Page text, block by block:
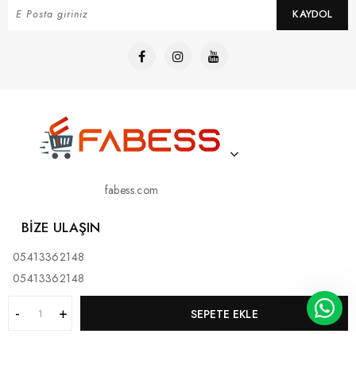
SEPETE EKLE
KAYDOL
fabess.com
BIZE ULAŞIN
05413362148
05413362148